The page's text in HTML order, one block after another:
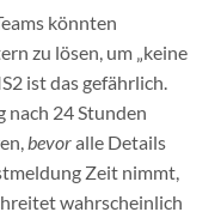
könnten
zu lösen, um „keine
ist das gefährlich.
24 Stunden
bevoralle Details
Zeit nimmt,
wahrscheinlich